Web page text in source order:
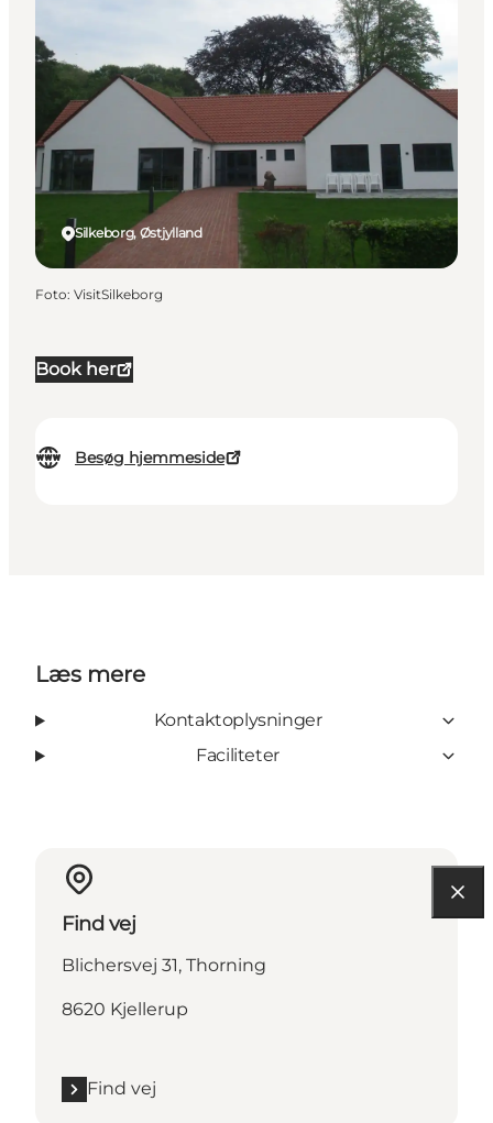
Book her
Besøg hjemmeside
Silkeborg, Østjylland
Foto: VisitSilkeborg
Læs mere
Kontaktoplysninger
Faciliteter
Find vej
Blichersvej 31, Thorning
8620 Kjellerup
Find vej